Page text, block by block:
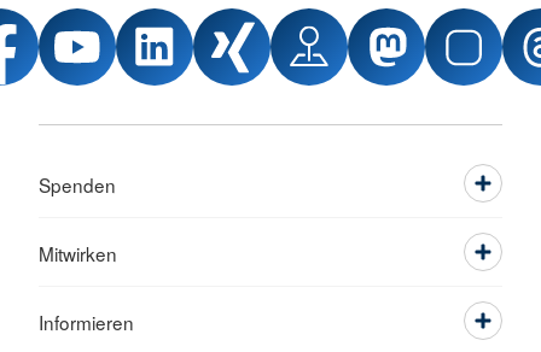
Spenden
Mitwirken
Informieren